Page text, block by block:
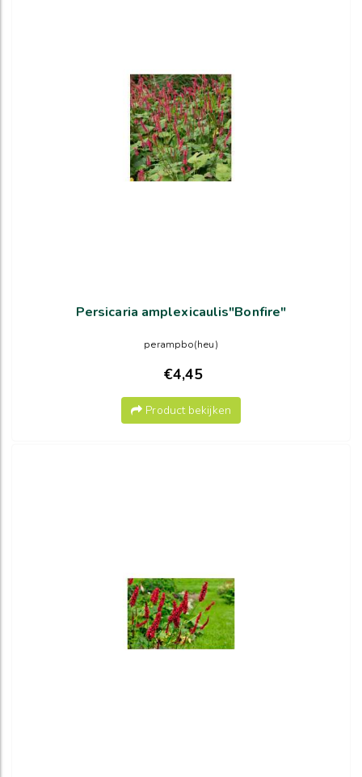
Persicaria amplexicaulis"Bonfire"
perampbo(heu)
€4,45
Product bekijken